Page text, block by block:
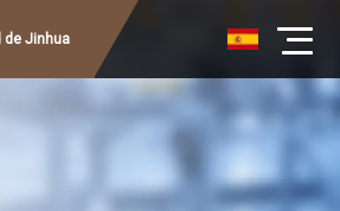
de Jinhua